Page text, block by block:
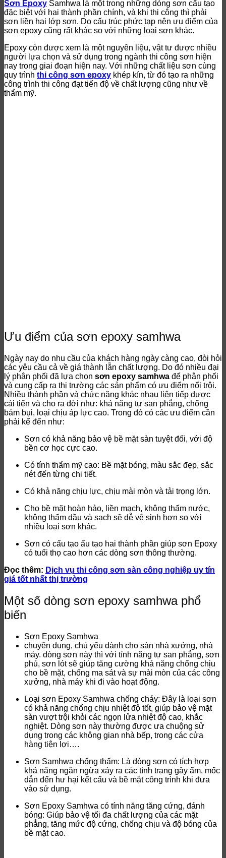
Sơn Epoxy Samhwa là một trong những dòng sơn cấu tạo
đặc biệt với hai thành phần chính, và khi thi công thì phải
sơn liền hai lớp sơn. Do cấu trúc phức tạp nên ưu điểm của
sơn epoxy cũng rất khác so với những loại sơn khác.
Epoxy còn được xem là một nguyên liệu, vật tư được nhiều
người lựa chọn và sử dụng trong ngành thi công sơn hiện
nay trong giai đoạn hiện nay. Với những chất liệu sơn cùng
quy trình thi công sơn epoxy khép kín, từ đó tạo ra những
công trình thi công đạt tiến độ về chất lượng cũng như về
thẩm mỹ.
Ưu điểm của sơn epoxy samhwa
Ngày nay do nhu cầu của khách hàng ngày càng cao, đòi hỏi
các yêu cầu cả về giá thành lẫn chất lượng. Do đó nhiều đại
lý phân phối đã lựa chọn sơn epoxy samhwa để phân phối
và cung cấp ra thị trường các sản phẩm có ưu điểm nổi trội.
Nhiều thành phần và chức năng khác nhau liên tiếp được
cải tiến và cho ra đời như: khả năng tự san phẳng, chống
bám bụi, loại chịu áp lực cao. Trong đó có các ưu điểm cần
phải kể đến như:
Sơn có khả năng bảo vệ bề mặt sàn tuyệt đối, với độ
bền cơ học cực cao.
Có tính thẩm mỹ cao: Bề mặt bóng, màu sắc đẹp, sắc
nét đến từng chi tiết.
Có khả năng chịu lực, chịu mài mòn và tải trọng lớn.
Cho bề mặt hoàn hảo, liền mạch, không thấm nước,
không thấm dầu và sạch sẽ dễ vệ sinh hơn so với
nhiều loại sơn khác.
Sơn có cấu tạo ấu tạo hai thành phần giúp sơn Epoxy
có tuổi thọ cao hơn các dòng sơn thông thường.
Đọc thêm: Dịch vụ thi công sơn sàn công nghiệp uy tín
giá tốt nhất thị trường
Một số dòng sơn epoxy samhwa phổ
biến
Sơn Epoxy Samhwa
chuyên dụng, chủ yếu dành cho sàn nhà xưởng, nhà
máy. dòng sơn này thì với tính năng tự san phẳng, sơn
phủ, sơn lót sẽ giúp tăng cường khả năng chống chịu
cho bề mặt, chống ma sát và sự mài mòn của các công
xưởng, nhà máy khi đi vào hoạt động.
Loại sơn Epoxy Samhwa chống cháy: Đây là loại sơn
có khả năng chống chịu nhiệt độ tốt, giúp bảo vệ mặt
sàn vượt trội khỏi các ngọn lửa nhiệt độ cao, khắc
nghiệt. Dòng sơn này thường được ưa chuộng sử
dụng trong các không gian nhà bếp, trong các cửa
hàng tiện lợi….
Sơn Samhwa chống thấm: Là dòng sơn có tích hợp
khả năng ngăn ngừa xảy ra các tình trạng gây ẩm, mốc
dẫn đến hư hại kết cấu và bề mặt công trình khi đưa
vào sử dụng.
Sơn Epoxy Samhwa có tính năng tăng cứng, đánh
bóng: Giúp bảo vệ tối đa chất lượng của các mặt
phẳng, tăng mức độ cứng, chống chịu và độ bóng của
bề mặt cao.